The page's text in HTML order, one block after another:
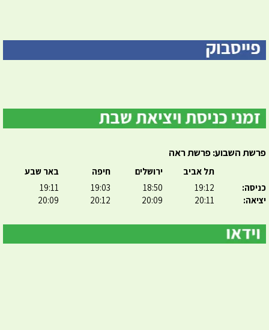
פרשת השבוע: פרשת ראה
כניסה:
יציאה:
תל אביב
19:12
20:11
ירושלים
18:50
20:09
חיפה
19:03
20:12
באר שבע
19:11
20:09